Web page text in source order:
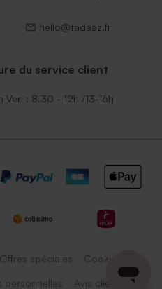
hello@tadaaz.fr
du service client
Ven : 8.30 - 12h /13-16h
Offres spéciales Cookies
personnelles Avis client